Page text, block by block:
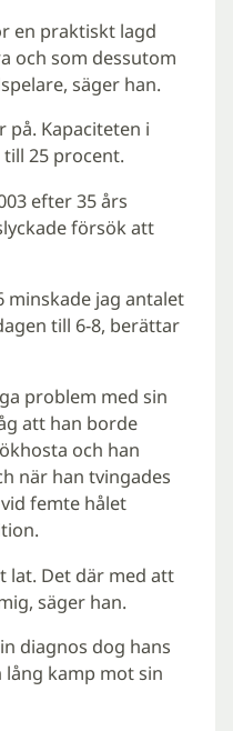
en praktiskt lagd
och som dessutom
säger han.
på. Kapaciteten i
25 procent.
efter 35 års
försök att
minskade jag antalet
till 6-8, berättar
problem med sin
att han borde
och han
när han tvingades
femte hålet
lat. Det där med att
säger han.
diagnos dog hans
kamp mot sin